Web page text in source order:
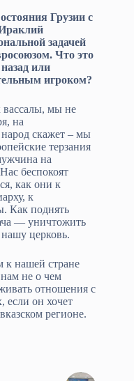
Грузии с
задачей
Что это
или
игроком?
вассалы, мы не
на
скажет – мы
терзания
на
беспокоят
как они к
к
Как поднять
— уничтожить
церковь.
к нашей стране
нам не о чем
отношения с
если он хочет
регионе.